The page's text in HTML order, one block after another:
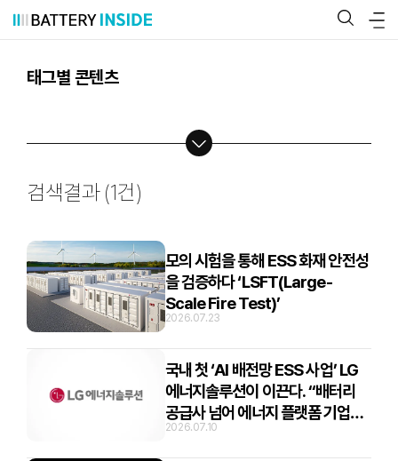
츠
태그별 콘텐츠
검색결과 (1건)
모의 시험을 통해 ESS 화재 안전성
을 검증하다 ‘LSFT(Large-
Scale Fire Test)’
2026.07.23
국내 첫 ‘AI 배전망 ESS 사업’ LG
에너지솔루션이 이끈다. “배터리
공급사 넘어 에너지 플랫폼 기업으
로”
2026.07.10